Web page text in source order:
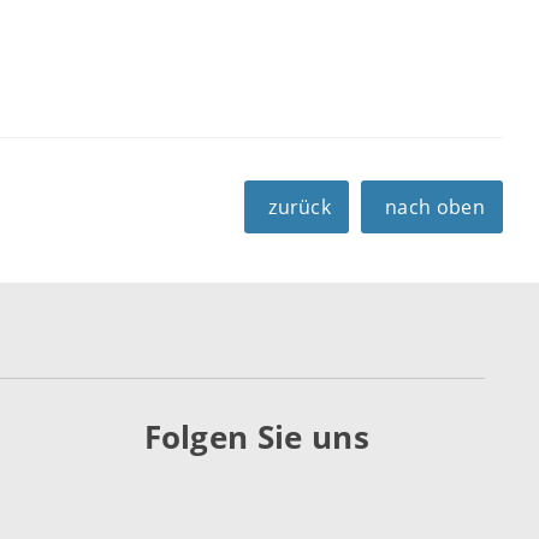
zurück nach oben
Folgen Sie uns